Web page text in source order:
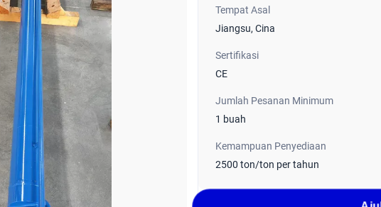
Tempat Asal
Jiangsu, Cina
Sertifikasi
CE
Jumlah Pesanan Minimum
1 buah
Kemampuan Penyediaan
2500 ton/ton per tahun